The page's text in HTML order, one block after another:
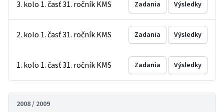
3. kolo 1. časť 31. ročník KMS Zadania Výsledky
2. kolo 1. časť 31. ročník KMS Zadania Výsledky
1. kolo 1. časť 31. ročník KMS Zadania Výsledky
2008 / 2009